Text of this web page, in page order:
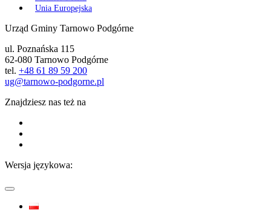
Unia Europejska
Urząd Gminy Tarnowo Podgórne
ul. Poznańska 115
62-080 Tarnowo Podgórne
tel. +48 61 89 59 200
ug@tarnowo-podgorne.pl
Znajdziesz nas też na
Wersja językowa: